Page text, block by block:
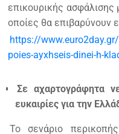
επικουρικής ασφάλισης
οποίες θα επιβαρύνουν
https://
poies-ayxhseis-dinei-h-
Σε αχαρτογράφητα
ευκαιρίες για την
Το σενάριο